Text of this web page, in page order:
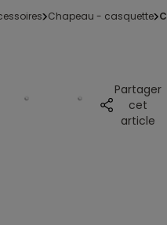
chapeau - casquette
Partager
cet
article